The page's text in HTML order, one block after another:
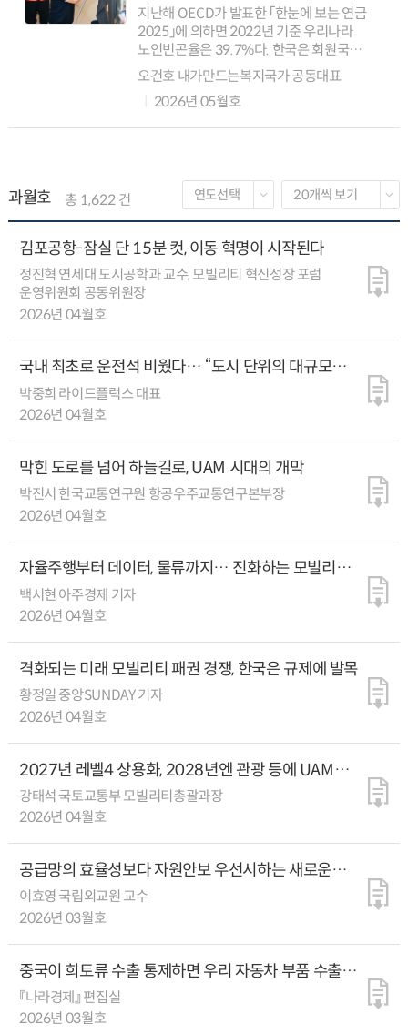
지난해 OECD가 발표한 「한눈에 보는 연금
2025」에 의하면 2022년 기준 우리나라
노인빈곤율은 39.7%다. 한국은 회원국
중에서 노인빈곤율이 가장 높고 OECD 평균
14.8%의 2.7배에 달한다. 특히 빈곤율은
고령으로 갈수록 더 높아진다. 6...
오건호 내가만드는복지국가 공동대표
2026년 05월호
과월호 총 1,622 건
김포공항-잠실 단 15분 컷, 이동 혁명이 시작된다
정진혁 연세대 도시공학과 교수, 모빌리티 혁신성장 포럼
운영위원회 공동위원장
2026년 04월호
국내 최초로 운전석 비웠다… “도시 단위의 대규모
무인 자율주행 상용화를 향해 달립니다”
박중희 라이드플럭스 대표
2026년 04월호
막힌 도로를 넘어 하늘길로, UAM 시대의 개막
박진서 한국교통연구원 항공우주교통연구본부장
2026년 04월호
자율주행부터 데이터, 물류까지… 진화하는 모빌리티
플랫폼
백서현 아주경제 기자
2026년 04월호
격화되는 미래 모빌리티 패권 경쟁, 한국은 규제에 발목
황정일 중앙SUNDAY 기자
2026년 04월호
2027년 레벨4 상용화, 2028년엔 관광 등에 UAM
우선 도입
강태석 국토교통부 모빌리티총괄과장
2026년 04월호
공급망의 효율성보다 자원안보 우선시하는 새로운
무역질서 형성 중
이효영 국립외교원 교수
2026년 03월호
중국이 희토류 수출 통제하면 우리 자동차 부품 수출액
24.2% 감소
『나라경제』 편집실
2026년 03월호